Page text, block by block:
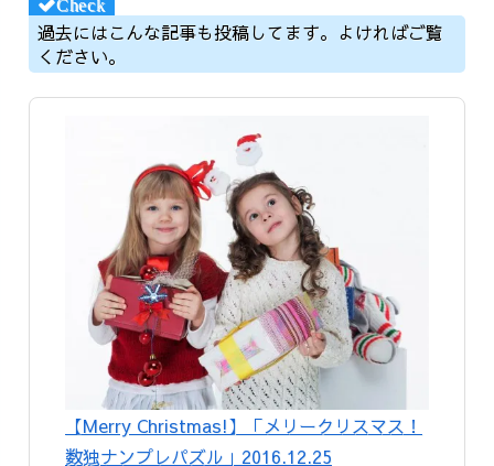
過去にはこんな記事も投稿してます。よければご覧
ください。
【Merry Christmas!】「メリークリスマス！
数独ナンプレパズル」2016.12.25